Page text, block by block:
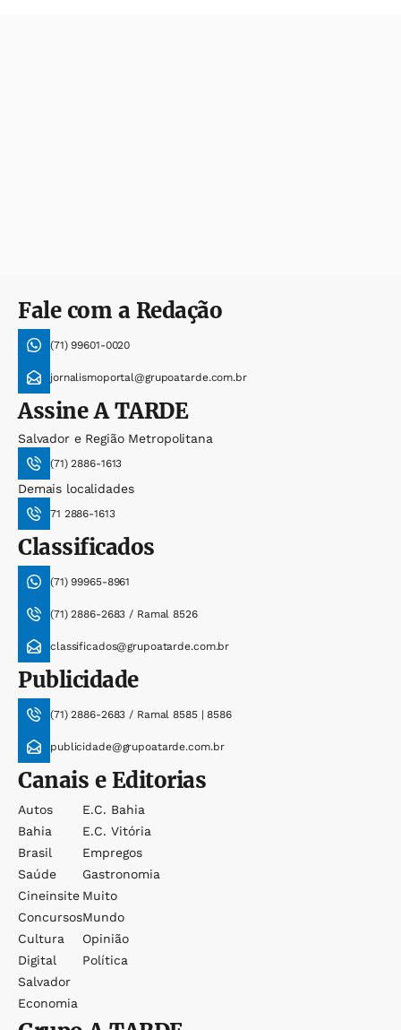
Fale com a Redação
(71) 99601-0020
jornalismoportal@grupoatarde.com.br
AssineA TARDE
Salvador e Região Metropolitana
(71) 2886-1613
Demais localidades
71 2886-1613
Classificados
(71) 99965-8961
(71) 2886-2683 / Ramal 8526
classificados@grupoatarde.com.br
Publicidade
(71) 2886-2683 / Ramal 8585 | 8586
publicidade@grupoatarde.com.br
Canais e Editorias
Autos
Bahia
Brasil
Saúde
Cineinsite
Concursos
Cultura
Digital
Salvador
Economia
E.c. Bahia
E.c. Vitória
Empregos
Gastronomia
Muito
Mundo
Opinião
Política